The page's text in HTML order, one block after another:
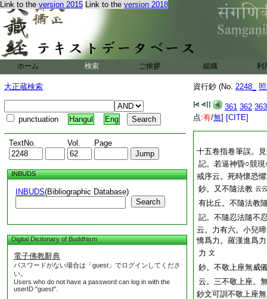
Link to the version 2015 Link to the version 2018
ホーム 検索 ご挨拶 組織 利
大正蔵検索
punctuation Hangul Eng
TextNo. Vol. Page
INBUDS
INBUDS(Bibliographic Database)
Search
Digital Dictionary of Buddhism
電子佛教辭典
パスワードがない場合は「guest」でログインしてくださ
い。
Users who do not have a password can log in with the
userID "guest".
資行鈔 (No. 2248_
361 362 363
点:有/無] [CITE]
十五卷指卷筆誤。
記。若逼神昏○競
戒序云。死時懷恐
鈔。又不隨法教 云
有比丘。不隨法教
記。不隨忍法隨不
云。力有六。小兒
憍爲力。羅漢進爲
力 文
鈔。不敬上座無威
云。三不敬上座。
鈔文可訓不敬上座